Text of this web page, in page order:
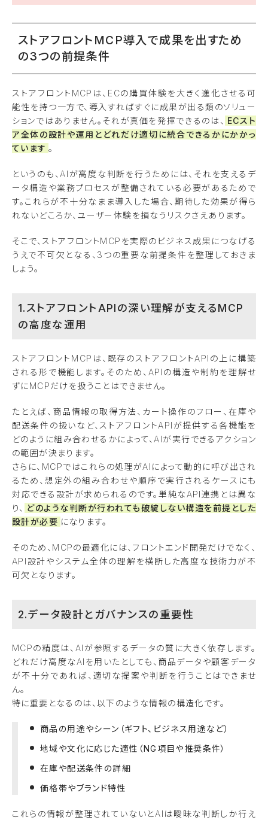
ストアフロントMCP導入で成果を出すため
の3つの前提条件
ストアフロントMCPは、ECの購買体験を大きく進化させる可
能性を持つ一方で、導入すればすぐに成果が出る類のソリュー
ションではありません。それが真価を発揮できるのは、 ECスト
ア全体の設計や運用とどれだけ適切に統合できるかにかかっ
ています 。
というのも、AIが高度な判断を行うためには、それを支えるデ
ータ構造や業務プロセスが整備されている必要があるためで
す。これらが不十分なまま導入した場合、期待した効果が得ら
れないどころか、ユーザー体験を損なうリスクさえあります。
そこで、ストアフロントMCPを実際のビジネス成果につなげる
うえで不可欠となる、3つの重要な前提条件を整理しておきま
しょう。
1.ストアフロントAPIの深い理解が支えるMCP
の高度な運用
ストアフロントMCPは、既存のストアフロントAPIの上に構築
される形で機能します。そのため、APIの構造や制約を理解せ
ずにMCPだけを扱うことはできません。
たとえば、商品情報の取得方法、カート操作のフロー、在庫や
配送条件の扱いなど、ストアフロントAPIが提供する各機能を
どのように組み合わせるかによって、AIが実行できるアクション
の範囲が決まります。
さらに、MCPではこれらの処理がAIによって動的に呼び出され
るため、想定外の組み合わせや順序で実行されるケースにも
対応できる設計が求められるのです。単純なAPI連携とは異な
り、 どのような判断が行われても破綻しない構造を前提とした
設計が必要 になります。
そのため、MCPの最適化には、フロントエンド開発だけでなく、
API設計やシステム全体の理解を横断した高度な技術力が不
可欠となります。
2.データ設計とガバナンスの重要性
MCPの精度は、AIが参照するデータの質に大きく依存します。
どれだけ高度なAIを用いたとしても、商品データや顧客データ
が不十分であれば、適切な提案や判断を行うことはできませ
ん。
特に重要となるのは、以下のような情報の構造化です。
商品の用途やシーン（ギフト、ビジネス用途など）
地域や文化に応じた適性（NG項目や推奨条件）
在庫や配送条件の詳細
価格帯やブランド特性
これらの情報が整理されていないとAIは曖昧な判断しか行え